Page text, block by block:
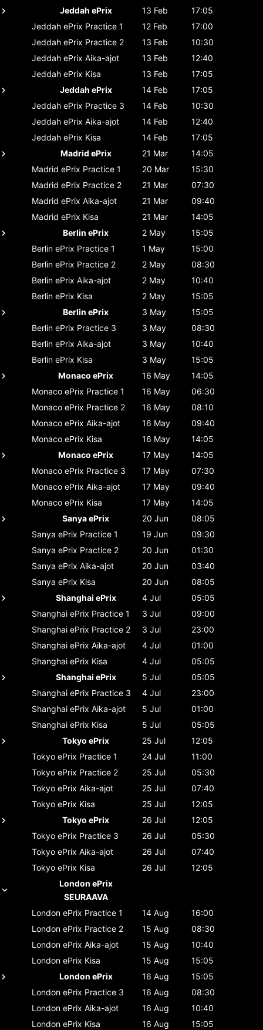
Jeddah ePrix
13 Feb
17:05
Jeddah ePrix Practice 1 12 Feb
17:00
Jeddah ePrix Practice 2 13 Feb
10:30
Jeddah ePrix Aika-ajot 13 Feb
12:40
Jeddah ePrix Kisa 13 Feb
17:05
Jeddah ePrix
14 Feb
17:05
Jeddah ePrix Practice 3 14 Feb
10:30
Jeddah ePrix Aika-ajot 14 Feb
12:40
Jeddah ePrix Kisa 14 Feb
17:05
Madrid ePrix
21 Mar
14:05
Madrid ePrix Practice 1 20 Mar
15:30
Madrid ePrix Practice 2 21 Mar
07:30
Madrid ePrix Aika-ajot 21 Mar
09:40
Madrid ePrix Kisa 21 Mar
14:05
Berlin ePrix
2 May
15:05
Berlin ePrix Practice 1 1 May
15:00
Berlin ePrix Practice 2 2 May
08:30
Berlin ePrix Aika-ajot 2 May
10:40
Berlin ePrix Kisa 2 May
15:05
Berlin ePrix
3 May
15:05
Berlin ePrix Practice 3 3 May
08:30
Berlin ePrix Aika-ajot 3 May
10:40
Berlin ePrix Kisa 3 May
15:05
Monaco ePrix
16 May
14:05
Monaco ePrix Practice 1 16 May
06:30
Monaco ePrix Practice 2 16 May
08:10
Monaco ePrix Aika-ajot 16 May
09:40
Monaco ePrix Kisa 16 May
14:05
Monaco ePrix
17 May
14:05
Monaco ePrix Practice 3 17 May
07:30
Monaco ePrix Aika-ajot 17 May
09:40
Monaco ePrix Kisa 17 May
14:05
Sanya ePrix
20 Jun
08:05
Sanya ePrix Practice 1 19 Jun
09:30
Sanya ePrix Practice 2 20 Jun
01:30
Sanya ePrix Aika-ajot 20 Jun
03:40
Sanya ePrix Kisa 20 Jun
08:05
Shanghai ePrix
4 Jul
05:05
Shanghai ePrix Practice 1 3 Jul
09:00
Shanghai ePrix Practice 2 3 Jul
23:00
Shanghai ePrix Aika-ajot 4 Jul
01:00
Shanghai ePrix Kisa 4 Jul
05:05
Shanghai ePrix
5 Jul
05:05
Shanghai ePrix Practice 3 4 Jul
23:00
Shanghai ePrix Aika-ajot 5 Jul
01:00
Shanghai ePrix Kisa 5 Jul
05:05
Tokyo ePrix
25 Jul
12:05
Tokyo ePrix Practice 1 24 Jul
11:00
Tokyo ePrix Practice 2 25 Jul
05:30
Tokyo ePrix Aika-ajot 25 Jul
07:40
Tokyo ePrix Kisa 25 Jul
12:05
Tokyo ePrix
26 Jul
12:05
Tokyo ePrix Practice 3 26 Jul
05:30
Tokyo ePrix Aika-ajot 26 Jul
07:40
Tokyo ePrix Kisa 26 Jul
12:05
London ePrix
SEURAAVA
London ePrix Practice 1 14 Aug
16:00
London ePrix Practice 2 15 Aug
08:30
London ePrix Aika-ajot 15 Aug
10:40
London ePrix Kisa 15 Aug
15:05
London ePrix
16 Aug
15:05
London ePrix Practice 3 16 Aug
08:30
London ePrix Aika-ajot 16 Aug
10:40
London ePrix Kisa 16 Aug 15:05